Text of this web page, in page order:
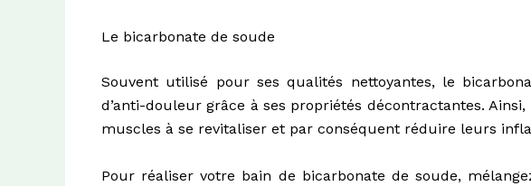
Le bicarbonate de soude
Souvent utilisé pour ses qualités nettoyantes, le
d’anti-douleur grâce à ses propriétés décontractantes.
muscles à se revitaliser et par conséquent réduire leurs
Pour réaliser votre bain de bicarbonate de soude,